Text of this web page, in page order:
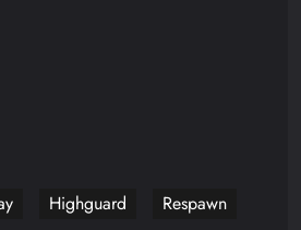
Highguard
Respawn